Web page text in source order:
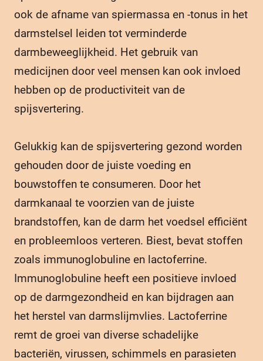
ook de afname van spiermassa en -tonus in het
darmstelsel leiden tot verminderde
darmbeweeglijkheid. Het gebruik van
medicijnen door veel mensen kan ook invloed
hebben op de productiviteit van de
spijsvertering.
Gelukkig kan de spijsvertering gezond worden
gehouden door de juiste voeding en
bouwstoffen te consumeren. Door het
darmkanaal te voorzien van de juiste
brandstoffen, kan de darm het voedsel efficiënt
en probleemloos verteren. Biest, bevat stoffen
zoals immunoglobuline en lactoferrine.
Immunoglobuline heeft een positieve invloed
op de darmgezondheid en kan bijdragen aan
het herstel van darmslijmvlies. Lactoferrine
remt de groei van diverse schadelijke
bacteriën, virussen, schimmels en parasieten